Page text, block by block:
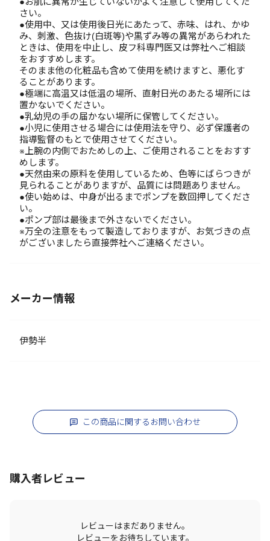
さい。
●使用中、又は使用後日光にあたって、赤味、はれ、かゆ
み、刺激、色抜け(白斑等)や黒ずみ等の異常があらわれた
ときは、使用を中止し、皮フ科専門医又は弊社へご相談
をおすすめします。
そのまま他の化粧品も含めて使用を続けますと、悪化す
ることがあります。
●極端に高温又は低温の場所、直射日光のあたる場所には
置かないでください。
●乳幼児の手の届かない場所に保管してください。
●小児に使用させる場合には使用法を守り、必ず保護者の
指導監督のもとで使用させてください。
※上腕の内側でおためしの上、ご使用されることをおすす
めします。
●天然由来の原料を使用しているため、色等にばらつきが
見られることがありますが、品質には問題ありません。
●使い始めは、中身が出るまでポンプを数回押してくださ
い。
●ポンプ部は最後まで外さないでください。
※万全の注意をもって製造しておりますが、お気づきの点
がございましたら直接弊社へご連絡ください。
メーカー情報
伊勢半
この商品に関するお問い合わせ
購入者レビュー
レビューはまだありません。
レビューをお待ちしています。